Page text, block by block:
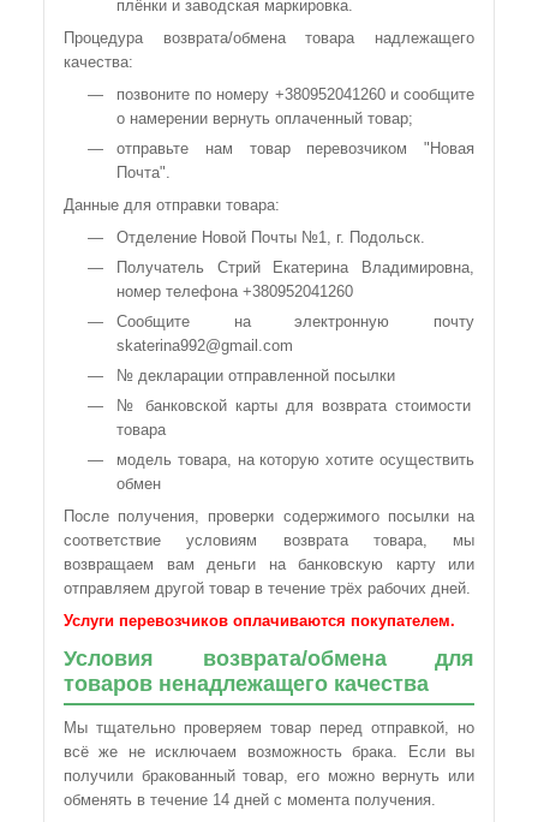
плёнки и заводская маркировка.
Процедура возврата/обмена товара надлежащего
качества:
позвоните по номеру +380952041260 и сообщите
о намерении вернуть оплаченный товар;
отправьте нам товар перевозчиком "Новая
Почта".
Данные для отправки товара:
Отделение Новой Почты №1, г. Подольск.
Получатель Стрий Екатерина Владимировна,
номер телефона +380952041260
Сообщите на электронную почту
skaterina992@gmail.com
№ декларации отправленной посылки
№ банковской карты для возврата стоимости
товара
модель товара, на которую хотите осуществить
обмен
После получения, проверки содержимого посылки на
соответствие условиям возврата товара, мы
возвращаем вам деньги на банковскую карту или
отправляем другой товар в течение трёх рабочих дней.
Услуги перевозчиков оплачиваются покупателем.
Условия возврата/обмена для
товаров ненадлежащего качества
Мы тщательно проверяем товар перед отправкой, но
всё же не исключаем возможность брака. Если вы
получили бракованный товар, его можно вернуть или
обменять в течение 14 дней с момента получения.